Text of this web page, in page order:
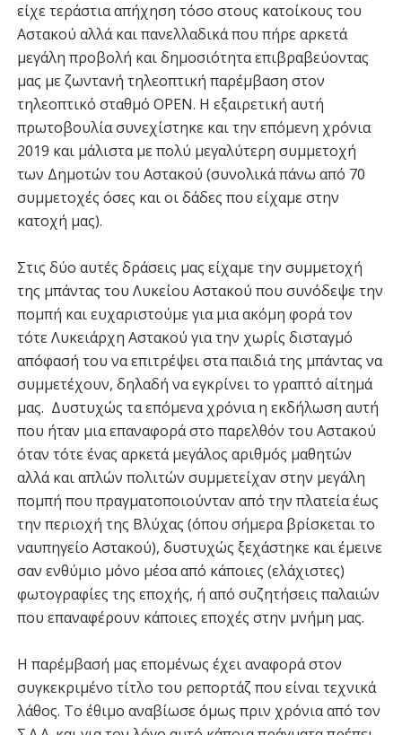
είχε τεράστια απήχηση τόσο στους κατοίκους του
Αστακού αλλά και πανελλαδικά που πήρε αρκετά
μεγάλη προβολή και δημοσιότητα επιβραβεύοντας
μας με ζωντανή τηλεοπτική παρέμβαση στον
τηλεοπτικό σταθμό OPEN. H εξαιρετική αυτή
πρωτοβουλία συνεχίστηκε και την επόμενη χρόνια
2019 και μάλιστα με πολύ μεγαλύτερη συμμετοχή
των Δημοτών του Αστακού (συνολικά πάνω από 70
συμμετοχές όσες και οι δάδες που είχαμε στην
κατοχή μας).
Στις δύο αυτές δράσεις μας είχαμε την συμμετοχή
της μπάντας του Λυκείου Αστακού που συνόδεψε την
πομπή και ευχαριστούμε για μια ακόμη φορά τον
τότε Λυκειάρχη Αστακού για την χωρίς δισταγμό
απόφασή του να επιτρέψει στα παιδιά της μπάντας να
συμμετέχουν, δηλαδή να εγκρίνει το γραπτό αίτημά
μας. Δυστυχώς τα επόμενα χρόνια η εκδήλωση αυτή
που ήταν μια επαναφορά στο παρελθόν του Αστακού
όταν τότε ένας αρκετά μεγάλος αριθμός μαθητών
αλλά και απλών πολιτών συμμετείχαν στην μεγάλη
πομπή που πραγματοποιούνταν από την πλατεία έως
την περιοχή της Βλύχας (όπου σήμερα βρίσκεται το
ναυπηγείο Αστακού), δυστυχώς ξεχάστηκε και έμεινε
σαν ενθύμιο μόνο μέσα από κάποιες (ελάχιστες)
φωτογραφίες της εποχής, ή από συζητήσεις παλαιών
που επαναφέρουν κάποιες εποχές στην μνήμη μας.
Η παρέμβασή μας επομένως έχει αναφορά στον
συγκεκριμένο τίτλο του ρεπορτάζ που είναι τεχνικά
λάθος. Το έθιμο αναβίωσε όμως πριν χρόνια από τον